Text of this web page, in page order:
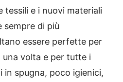
tessili e i nuovi materiali
sempre di più
essere perfette per
volta e per tutte i
in spugna, poco igienici,